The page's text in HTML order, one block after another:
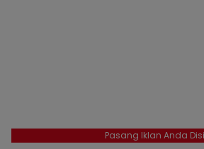
Pasang Iklan Anda